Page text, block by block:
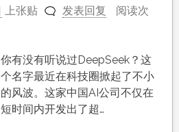
上张贴 发表回复
阅读次
你有没有听说过DeepSeek？这
个名字最近在科技圈掀起了不小
的风波。这家中国AI公司不仅在
短时间内开发出了超…